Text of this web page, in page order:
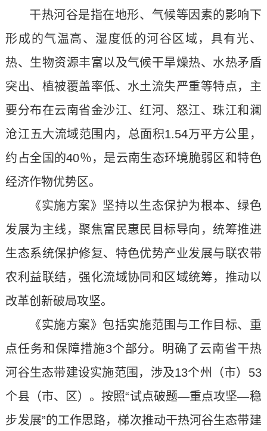
干热河谷是指在地形、气候等因素的影响下
形成的气温高、湿度低的河谷区域，具有光、
热、生物资源丰富以及气候干旱燥热、水热矛盾
突出、植被覆盖率低、水土流失严重等特点，主
要分布在云南省金沙江、红河、怒江、珠江和澜
沧江五大流域范围内，总面积1.54万平方公里，
约占全国的40％，是云南生态环境脆弱区和特色
经济作物优势区。
《实施方案》坚持以生态保护为根本、绿色
发展为主线，聚焦富民惠民目标导向，统筹推进
生态系统保护修复、特色优势产业发展与联农带
农利益联结，强化流域协同和区域统筹，推动以
改革创新破局攻坚。
《实施方案》包括实施范围与工作目标、重
点任务和保障措施3个部分。明确了云南省干热
河谷生态带建设实施范围，涉及13个州（市）53
个县（市、区）。按照“试点破题—重点攻坚—稳
步发展”的工作思路，梯次推动干热河谷生态带建